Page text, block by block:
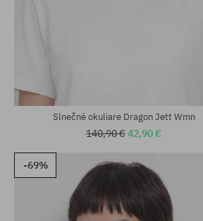
univerzálna veľkosť
Slnečné okuliare Dragon Jett Wmn
140,90 €42,90 €
-69%